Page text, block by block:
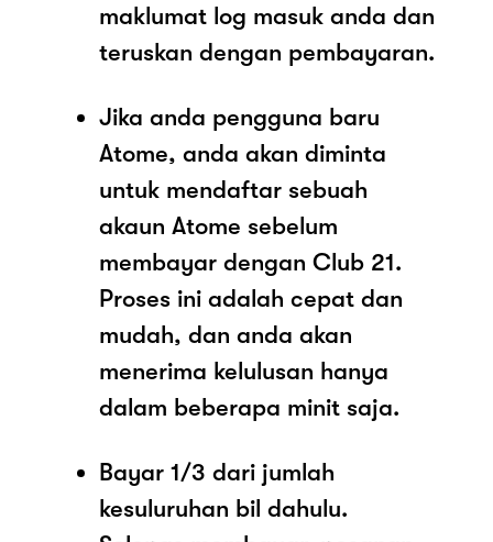
maklumat log masuk anda dan
teruskan dengan pembayaran.
Jika anda pengguna baru
Atome, anda akan diminta
untuk mendaftar sebuah
akaun Atome sebelum
membayar dengan Club 21.
Proses ini adalah cepat dan
mudah, dan anda akan
menerima kelulusan hanya
dalam beberapa minit saja.
Bayar 1/3 dari jumlah
kesuluruhan bil dahulu.